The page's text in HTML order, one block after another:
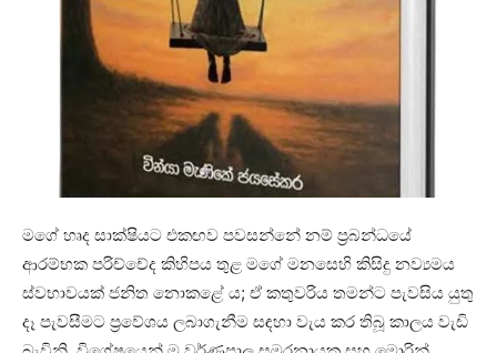
මගේ හෘද සාක්ෂියට එකඟව පවසන්නේ නම් ප්‍රබන්ධයේ
ආරම්භක පරිච්චේද කිහිපය තුළ මගේ මනසෙහි කිසිදු නව්‍යමය
ස්වභාවයක් ජනිත නොකළේ ය; ඒ කතුවරිය තමන්ට පැවසිය යුතු
දෑ පැවසීමට ප්‍රවේශය ලබාගැනීම සඳහා වැය කර තිබූ කාලය වැඩි